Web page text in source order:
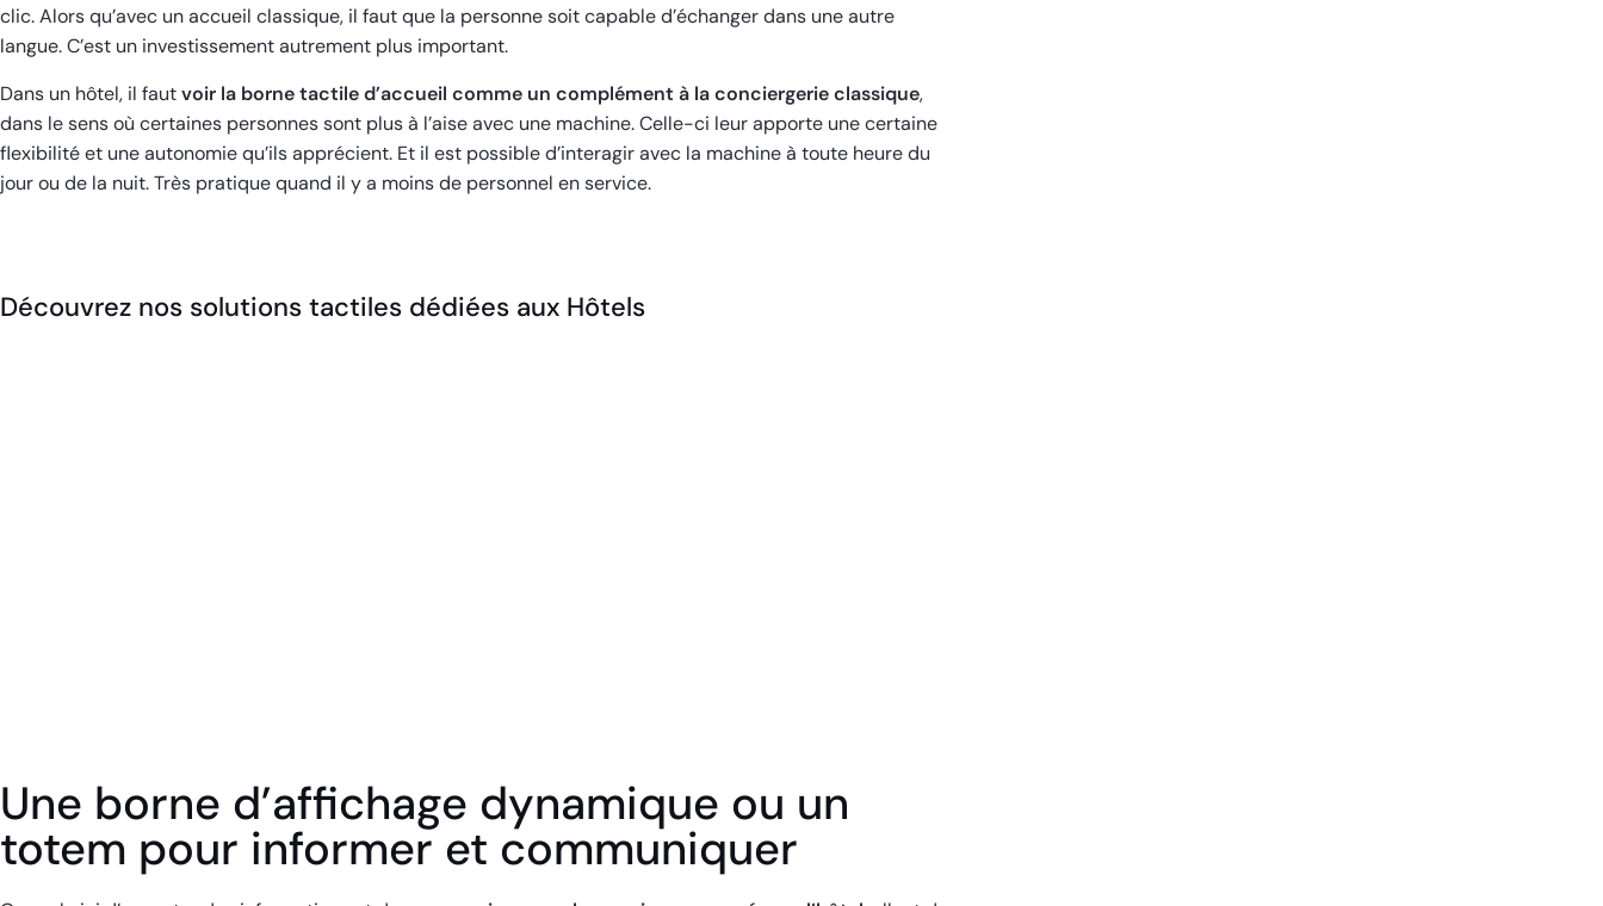
clic. Alors qu’avec un accueil classique, il faut que la personne soit capable d’échanger dans une autre
langue. C’est un investissement autrement plus important.
Dans un hôtel, il fautvoir la borne tactile d’accueil comme un complément à la conciergerie classique,
dans le sens où certaines personnes sont plus à l’aise avec une machine. Celle-ci leur apporte une certaine
flexibilité et une autonomie qu’ils apprécient. Et il est possible d’interagir avec la machine à toute heure du
jour ou de la nuit. Très pratique quand il y a moins de personnel en service.
Découvrez nos solutions tactiles dédiées aux Hôtels
Une borne d’affichage dynamique ou un
totem pour informer et communiquer